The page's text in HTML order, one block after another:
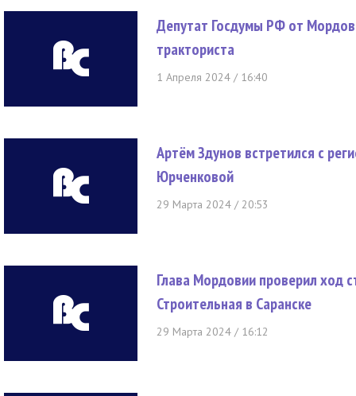
Депутат Госдумы РФ от
тракториста
1 Апреля 2024 / 16:40
Артём Здунов встретился с
Юрченковой
29 Марта 2024 / 20:53
Глава Мордовии проверил ход
Строительная в Саранске
29 Марта 2024 / 16:12